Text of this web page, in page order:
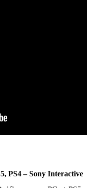
PS4 – Sony Interactive